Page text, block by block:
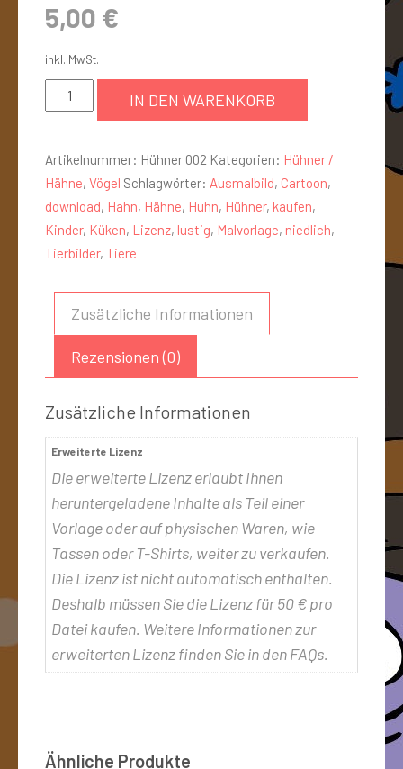
5,00 €
inkl. MwSt.
IN DEN WARENKORB
Artikelnummer: Hühner 002 Kategorien: Hühner /
Hähne, Vögel Schlagwörter: Ausmalbild, Cartoon,
download, Hahn, Hähne, Huhn, Hühner, kaufen,
Kinder, Küken, Lizenz, lustig, Malvorlage, niedlich,
Tierbilder, Tiere
Zusätzliche Informationen
Rezensionen (0)
Zusätzliche Informationen
Erweiterte Lizenz
Die erweiterte Lizenz erlaubt Ihnen
heruntergeladene Inhalte als Teil einer
Vorlage oder auf physischen Waren, wie
Tassen oder T-Shirts, weiter zu verkaufen.
Die Lizenz ist nicht automatisch enthalten.
Deshalb müssen Sie die Lizenz für 50 € pro
Datei kaufen. Weitere Informationen zur
erweiterten Lizenz finden Sie in den FAQs.
Ähnliche Produkte